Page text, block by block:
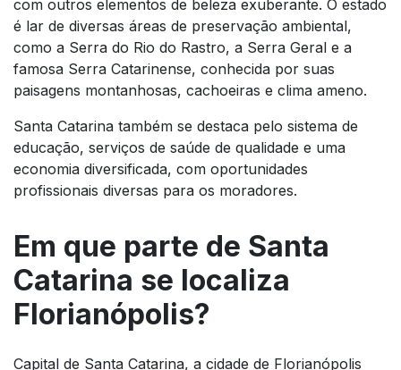
com outros elementos de beleza exuberante. O estado
é lar de diversas áreas de preservação ambiental,
como a Serra do Rio do Rastro, a Serra Geral e a
famosa Serra Catarinense, conhecida por suas
paisagens montanhosas, cachoeiras e clima ameno.
Santa Catarina também se destaca pelo sistema de
educação, serviços de saúde de qualidade e uma
economia diversificada, com oportunidades
profissionais diversas para os moradores.
Em que parte de Santa
Catarina se localiza
Florianópolis?
Capital de Santa Catarina, a cidade de Florianópolis